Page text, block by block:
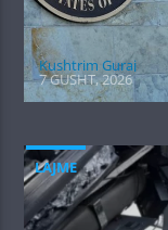
Kushtrim Guraj
7 GUSHT, 2026
LAJME